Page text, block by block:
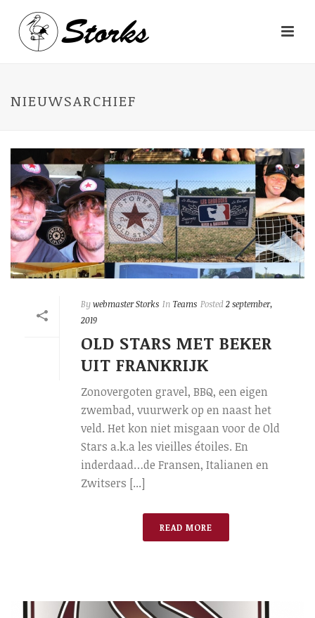
NIEUWSARCHIEF
Bywebmaster Storks In Teams Posted 2 september,
2019
OLD STARS MET BEKER
UIT FRANKRIJK
Zonovergoten gravel, BBQ, een eigen
zwembad, vuurwerk op en naast het
veld. Het kon niet misgaan voor de Old
Stars a.k.a les vieilles étoiles. En
inderdaad…de Fransen, Italianen en
Zwitsers [...]
READ MORE